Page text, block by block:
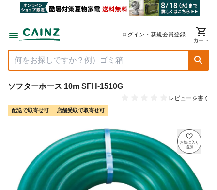
ログイン・新規会員登録
カート
ソフターホース 10m SFH-1510G
レビューを書く
配送で取寄せ可 店舗受取で取寄せ可